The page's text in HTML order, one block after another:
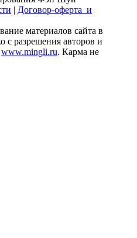
| Договор-оферта и
материалов сайта в
с разрешения авторов и
www.mingli.ru. Карма не